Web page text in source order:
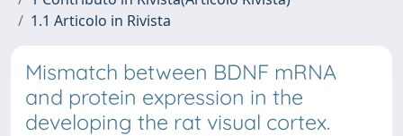
1.1 Articolo in Rivista
Mismatch between BDNF mRNA
and protein expression in the
developing the rat visual cortex.